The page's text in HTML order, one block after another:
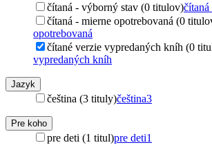
čítaná - výborný stav (0 titulov)
čítaná - mierne opotrebovaná (0
opotrebovaná
čítané verzie vypredaných kníh (0
vypredaných kníh
Jazyk
čeština (3 tituly)čeština3
Pre koho
pre deti (1 titul)pre deti1